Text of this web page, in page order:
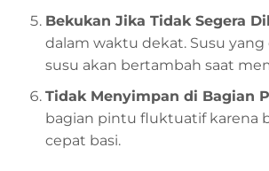
Bekukan Jika Tidak Segera
dalam waktu dekat. Susu
susu akan bertambah saat
Tidak Menyimpan di Bagian
bagian pintu fluktuatif karena
cepat basi.